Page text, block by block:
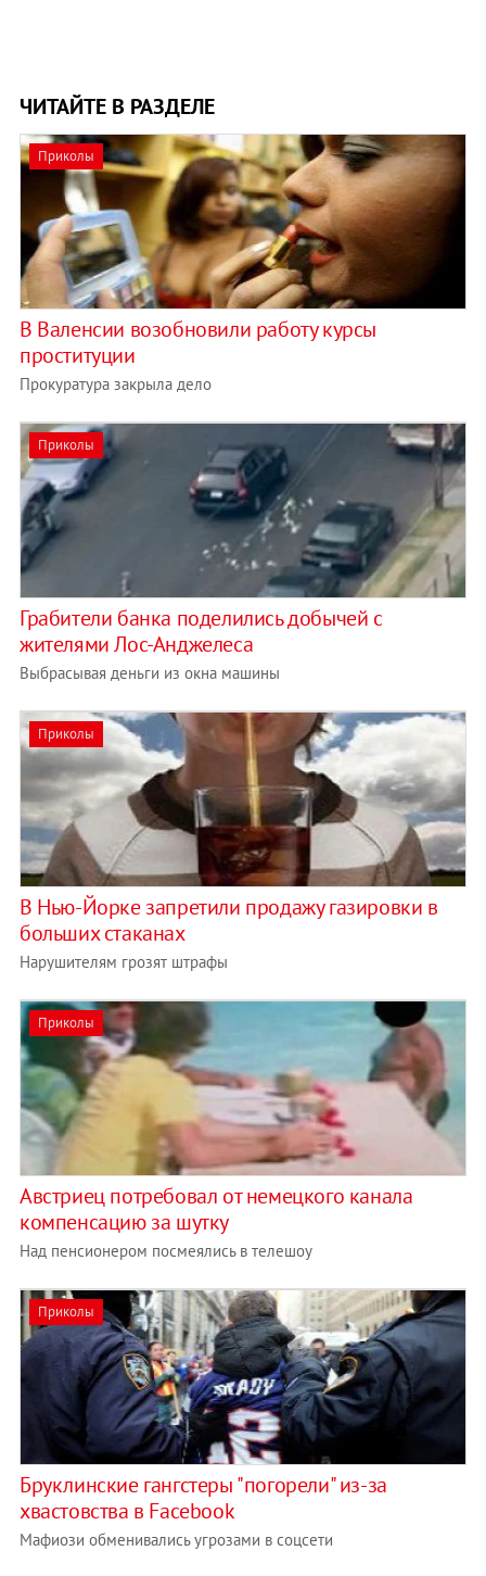
ЧИТАЙТЕ В РАЗДЕЛЕ
Приколы
В Валенсии возобновили работу курсы
проституции
Прокуратура закрыла дело
Приколы
Грабители банка поделились добычей с
жителями Лос-Анджелеса
Выбрасывая деньги из окна машины
Приколы
В Нью-Йорке запретили продажу газировки в
больших стаканах
Нарушителям грозят штрафы
Приколы
Австриец потребовал от немецкого канала
компенсацию за шутку
Над пенсионером посмеялись в телешоу
Приколы
Бруклинские гангстеры "погорели" из-за
хвастовства в Facebook
Мафиози обменивались угрозами в соцсети